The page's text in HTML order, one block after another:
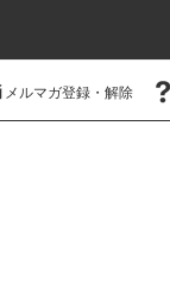
メルマガ登録・解除